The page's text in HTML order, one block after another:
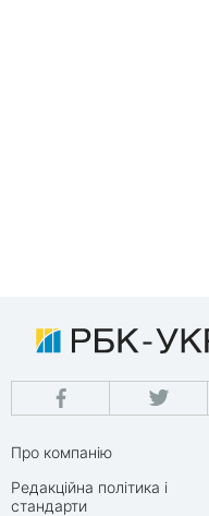
Про компанію
Редакційна політика і
стандарти